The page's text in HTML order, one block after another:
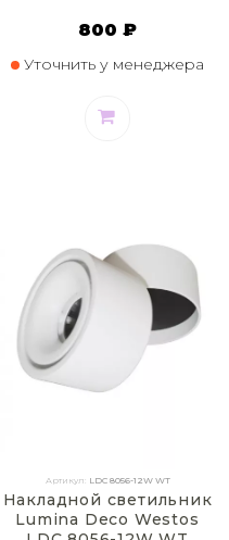
800 ₽
Уточнить у менеджера
Deco
Артикул: LDC 8056-12W WT
Накладной светильник
Lumina Deco Westos